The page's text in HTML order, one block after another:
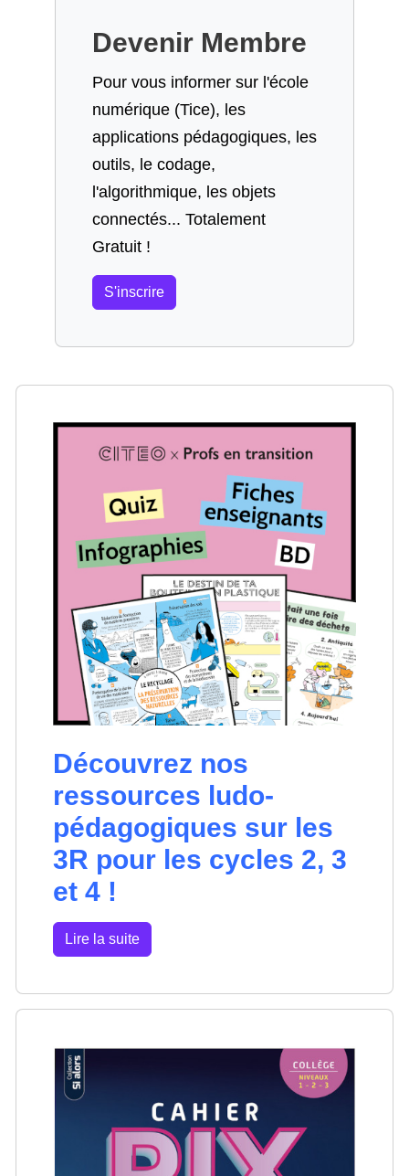
Devenir Membre
Pour vous informer sur l'école
numérique (Tice), les
applications pédagogiques, les
outils, le codage,
l'algorithmique, les objets
connectés... Totalement
Gratuit !
S'inscrire
Découvrez nos
ressources ludo-
pédagogiques sur les
3R pour les cycles 2, 3
et 4 !
Lire la suite